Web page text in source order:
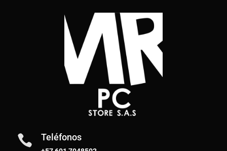
 Teléfonos